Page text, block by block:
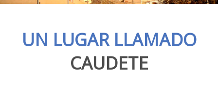
UN LUGAR LLAMADO
CAUDETE